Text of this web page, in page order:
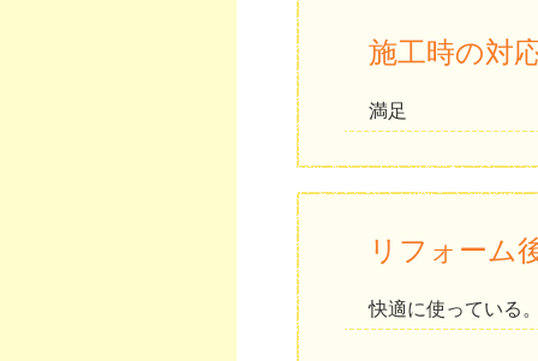
施工時の対
満足
リフォーム
快適に使っている